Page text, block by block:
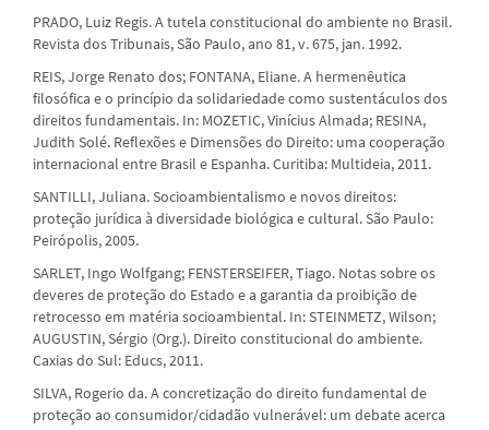
PRADO, Luiz Regis. A tutela constitucional do ambiente no Brasil.
Revista dos Tribunais, São Paulo, ano 81, v. 675, jan. 1992.
REIS, Jorge Renato dos; FONTANA, Eliane. A hermenêutica
filosófica e o princípio da solidariedade como sustentáculos dos
direitos fundamentais. In: MOZETIC, Vinícius Almada; RESINA,
Judith Solé. Reflexões e Dimensões do Direito: uma cooperação
internacional entre Brasil e Espanha. Curitiba: Multideia, 2011.
SANTILLI, Juliana. Socioambientalismo e novos direitos:
proteção jurídica à diversidade biológica e cultural. São Paulo:
Peirópolis, 2005.
SARLET, Ingo Wolfgang; FENSTERSEIFER, Tiago. Notas sobre os
deveres de proteção do Estado e a garantia da proibição de
retrocesso em matéria socioambiental. In: STEINMETZ, Wilson;
AUGUSTIN, Sérgio (Org.). Direito constitucional do ambiente.
Caxias do Sul: Educs, 2011.
SILVA, Rogerio da. A concretização do direito fundamental de
proteção ao consumidor/cidadão vulnerável: um debate acerca